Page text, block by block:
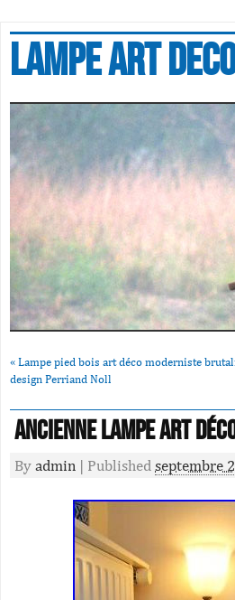
Lampe art
« Lampe pied bois art déco moderniste
design Perriand Noll
Ancienne lampe art
By admin | Published septembre